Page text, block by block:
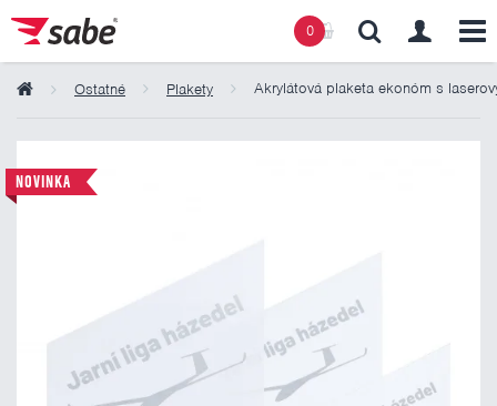
0
Ostatné Plakety Akrylátová plaketa ekonóm s
NOVINKA
Obsah košíku